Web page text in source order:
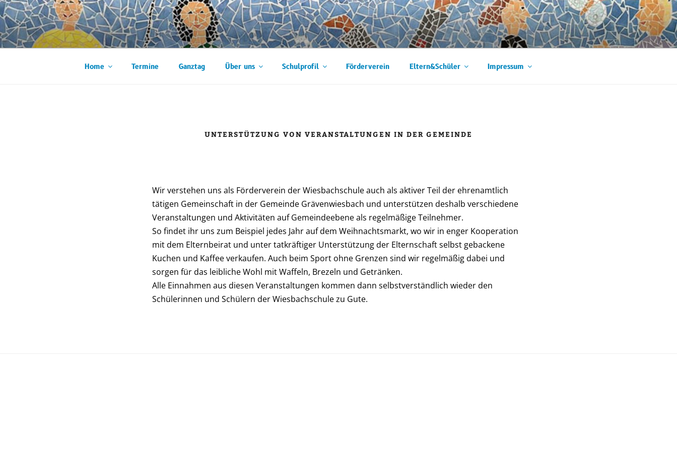
Zum
Inhalt
springen
WIESBACHSCHULE
Home Termine Ganztag Über uns Schulprofil Förderverein Eltern&Schüler Impressum
UNTERSTÜTZUNG VON VERANSTALTUNGEN IN DER GEMEINDE
Wir verstehen uns als Förderverein der Wiesbachschule auch als aktiver Teil der ehrenamtlich
tätigen Gemeinschaft in der Gemeinde Grävenwiesbach und unterstützen deshalb verschiedene
Veranstaltungen und Aktivitäten auf Gemeindeebene als regelmäßige Teilnehmer.
So findet ihr uns zum Beispiel jedes Jahr auf dem Weihnachtsmarkt, wo wir in enger Kooperation
mit dem Elternbeirat und unter tatkräftiger Unterstützung der Elternschaft selbst gebackene
Kuchen und Kaffee verkaufen. Auch beim Sport ohne Grenzen sind wir regelmäßig dabei und
sorgen für das leibliche Wohl mit Waffeln, Brezeln und Getränken.
Alle Einnahmen aus diesen Veranstaltungen kommen dann selbstverständlich wieder den
Schülerinnen und Schülern der Wiesbachschule zu Gute.